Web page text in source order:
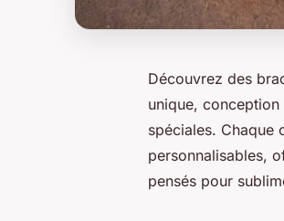
Découvrez des
unique,
spéciales. Chaque
personnalisables,
pensés pour